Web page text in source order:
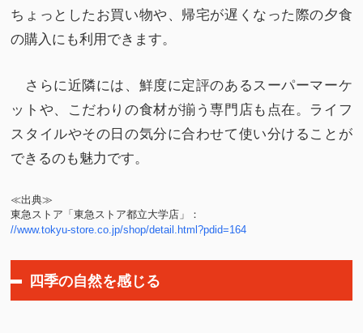
ちょっとしたお買い物や、帰宅が遅くなった際の夕食
の購入にも利用できます。
さらに近隣には、鮮度に定評のあるスーパーマーケ
ットや、こだわりの食材が揃う専門店も点在。ライフ
スタイルやその日の気分に合わせて使い分けることが
できるのも魅力です。
≪出典≫
東急ストア「東急ストア都立大学店」：
//www.tokyu-store.co.jp/shop/detail.html?pdid=164
四季の自然を感じる